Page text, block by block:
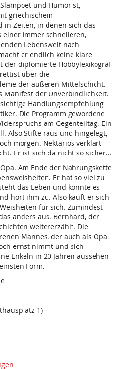
und Humorist,
griechischem
Zeiten, in denen sich das
einer immer schnelleren,
Lebenswelt nach
er endlich keine klare
der diplomierte Hobbylexikograf
über die
der äußeren Mittelschicht.
Manifest der Unverbindlichkeit.
Handlungsempfehlung
Die Programm gewordene
am Gegenteiltag. Ein
Also Stifte raus und hingelegt,
morgen. Nektarios verklärt
Er ist sich da nicht so sicher...
Am Ende der Nahrungskette
Er hat so viel zu
das Leben und könnte es
hört ihm zu. Also kauft er sich
für sich. Zumindest
anders aus. Bernhard, der
weitererzählt. Die
Mannes, der auch als Opa
ernst nimmt und sich
Enkeln in 20 Jahren aussehen
Form.
1)